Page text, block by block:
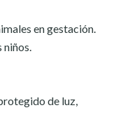
en gestación.
niños.
de luz,